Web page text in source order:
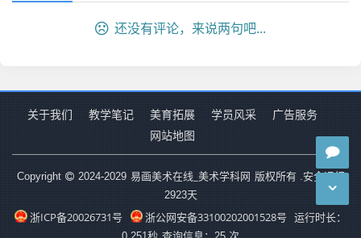
五官整体下移且纵向压缩。
•基础框架中，水平中线明显下移，十字线的垂直中线保
持居中，水平中线位于圆的下半部分，为头顶预留更多空
间。
•五官绘制时，眼睛位置低于水平中线，眉毛与眼睛的距
离缩短，鼻子和嘴巴的间距被压缩，整体呈现 “五官集
还没有评论，来说两句吧...
关于我们 教学笔记 美育拓展 学员风采
广告服务
网站地图
Copyright 2024-2029 易画美术在线_美术学科网 版权所有 .安全运行
2923天
浙ICP备20026731号 浙公网安备33100202001528号
运行时长：